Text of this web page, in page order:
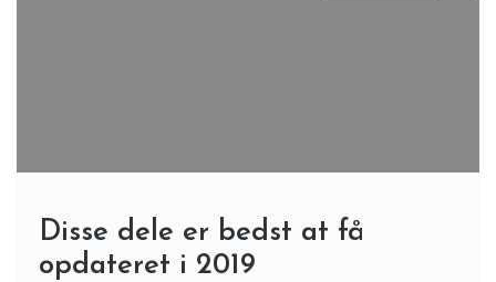
Disse dele er bedst at få
opdateret i 2019